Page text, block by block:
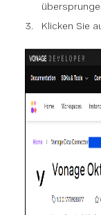
Klicken Sie